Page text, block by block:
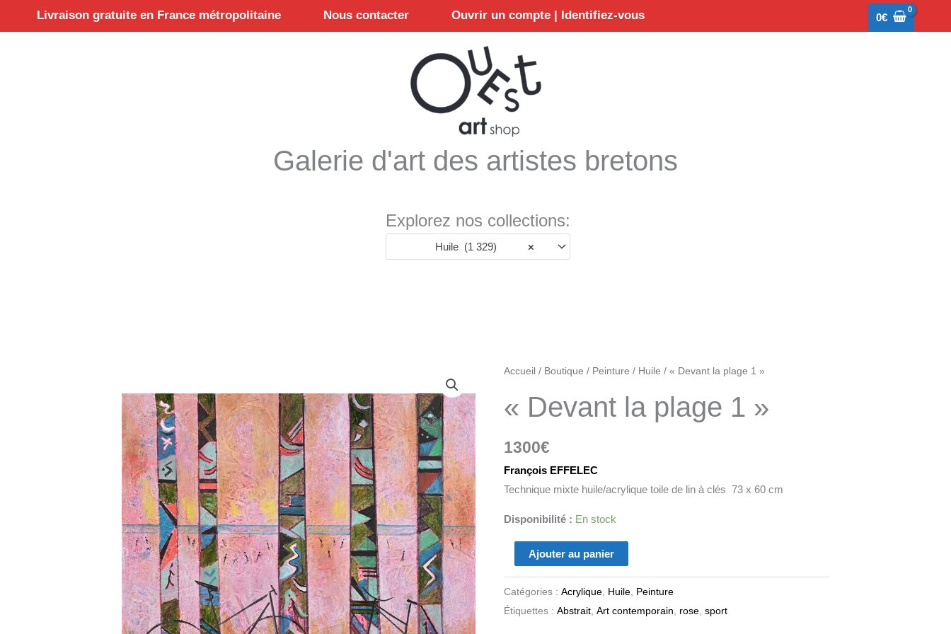
Livraison gratuite en France métropolitaine Nous contacter Ouvrir un compte | Identifiez-vous 0€
Galerie d'art des artistes bretons
Explorez nos collections:
×
Huile (1 329)
Accueil / Boutique / Peinture / Huile / « Devant la plage 1 »
« Devant la plage 1 »
1300€
François EFFELEC
Technique mixte huile/acrylique toile de lin à clés 73 x 60 cm
Disponibilité : En stock
quantité
"Devant
plage
1"
Ajouter au panier
Catégories : Acrylique Huile
Peinture
Étiquettes : Abstrait Art contemporain rose sport